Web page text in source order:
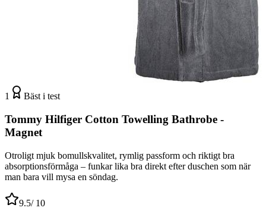
1 Bäst i test
Tommy Hilfiger Cotton Towelling Bathrobe -
Magnet
Otroligt mjuk bomullskvalitet, rymlig passform och riktigt bra
absorptionsförmåga – funkar lika bra direkt efter duschen som när
man bara vill mysa en söndag.
9.5/ 10